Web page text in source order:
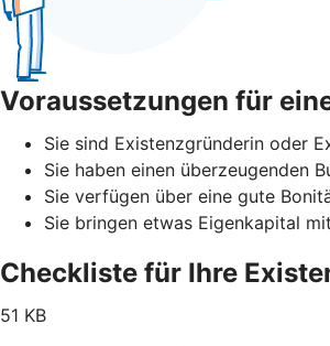
Voraussetzungen für
Sie sind Existenzgründerin oder
Sie haben einen überzeugenden
Sie verfügen über eine gute
Sie bringen etwas Eigenkapital
Checkliste für Ihre
51 KB